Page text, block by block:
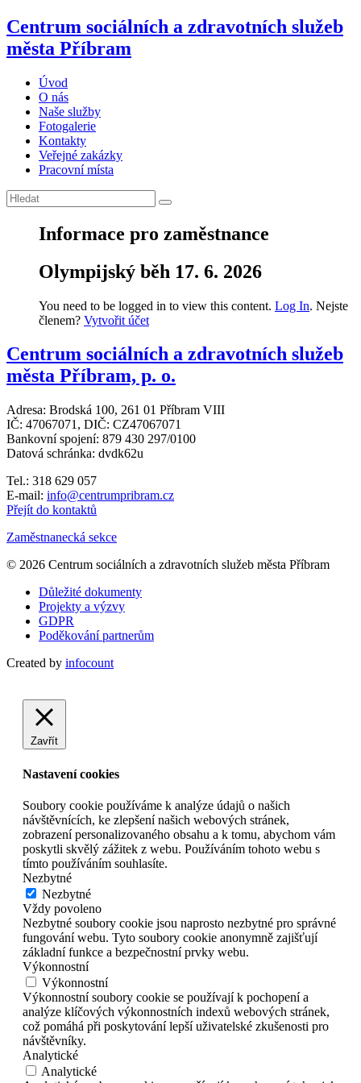
Centrum sociálních a zdravotních služeb
města Příbram
Úvod
O nás
Naše služby
Fotogalerie
Kontakty
Veřejné zakázky
Pracovní místa
Informace pro zaměstnance
Olympijský běh 17. 6. 2026
You need to be logged in to view this content. Log In. Nejste
členem? Vytvořit účet
Centrum sociálních a zdravotních služeb
města Příbram, p. o.
Adresa: Brodská 100, 261 01 Příbram VIII
IČ: 47067071, DIČ: CZ47067071
Bankovní spojení: 879 430 297/0100
Datová schránka: dvdk62u
Tel.: 318 629 057
E-mail: info@centrumpribram.cz
Přejít do kontaktů
Zaměstnanecká sekce
© 2026 Centrum sociálních a zdravotních služeb města Příbram
Důležité dokumenty
Projekty a výzvy
GDPR
Poděkování partnerům
Created by infocount
Zavřít
Nastavení cookies
Soubory cookie používáme k analýze údajů o našich
návštěvnících, ke zlepšení našich webových stránek,
zobrazení personalizovaného obsahu a k tomu, abychom vám
poskytli skvělý zážitek z webu. Používáním tohoto webu s
tímto používáním souhlasíte.
Nezbytné
Nezbytné
Vždy povoleno
Nezbytné soubory cookie jsou naprosto nezbytné pro správné
fungování webu. Tyto soubory cookie anonymně zajišťují
základní funkce a bezpečnostní prvky webu.
Výkonnostní
Výkonnostní
Výkonnostní soubory cookie se používají k pochopení a
analýze klíčových výkonnostních indexů webových stránek,
což pomáhá při poskytování lepší uživatelské zkušenosti pro
návštěvníky.
Analytické
Analytické